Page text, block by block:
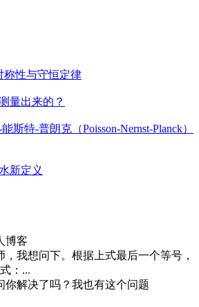
称性与守恒定律
量出来的？
斯特-普朗克（Poisson-Nernst-Planck）
新定义
博客
，我想问下。根据上式最后一个等号，
：...
你解决了吗？我也有这个问题